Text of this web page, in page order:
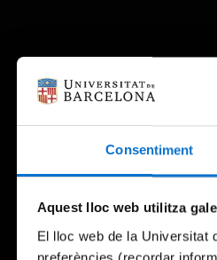
Consentiment
Aquest lloc web utilitza
El lloc web de la Universitat